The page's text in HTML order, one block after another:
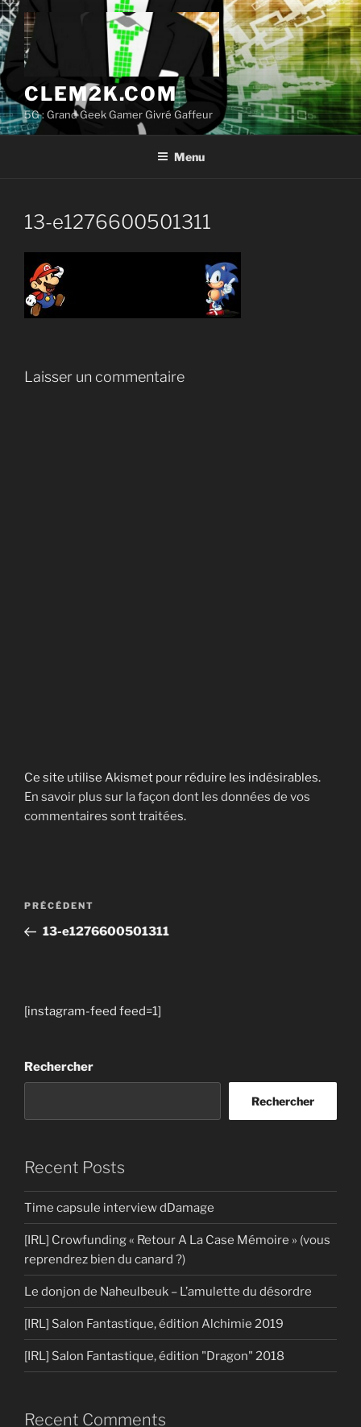
Aller
au
contenu
principal
CLEM2K.COM
5G : Grand Geek Gamer Givré Gaffeur
Menu
13-e1276600501311
Laisser un commentaire
Ce site utilise Akismet pour réduire les indésirables.
En savoir plus sur la façon dont les données de vos
commentaires sont traitées.
Navigation
l’article
Article
précédent
PRÉCÉDENT
13-e1276600501311
[instagram-feed feed=1]
Rechercher
Rechercher
Recent Posts
Time capsule interview dDamage
[IRL] Crowfunding « Retour A La Case Mémoire » (vous
reprendrez bien du canard ?)
Le donjon de Naheulbeuk – L’amulette du désordre
[IRL] Salon Fantastique, édition Alchimie 2019
[IRL] Salon Fantastique, édition "Dragon" 2018
Recent Comments